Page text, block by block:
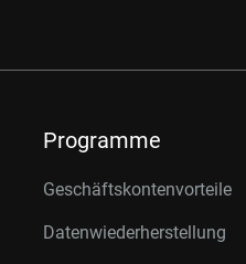
Programme
Geschäftskontenvorteile
Datenwiederherstellung